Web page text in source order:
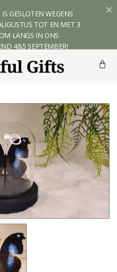
🔍
GESLOTEN WEGENS
TOT EN MET 3
LANGS IN ONS
4&5 SEPTEMBER!